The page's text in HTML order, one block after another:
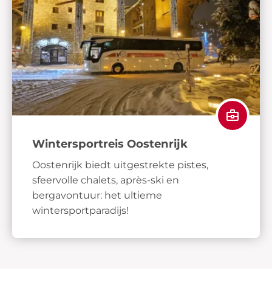
Wintersportreis Oostenrijk
Oostenrijk biedt uitgestrekte pistes,
sfeervolle chalets, après-ski en
bergavontuur: het ultieme
wintersportparadijs!